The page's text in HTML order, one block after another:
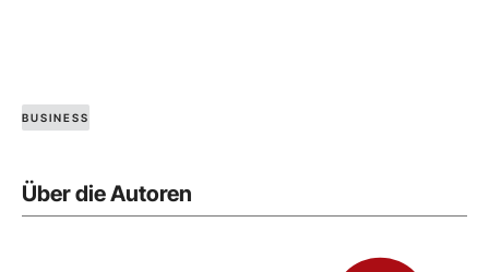
BUSINESS
Über die Autoren